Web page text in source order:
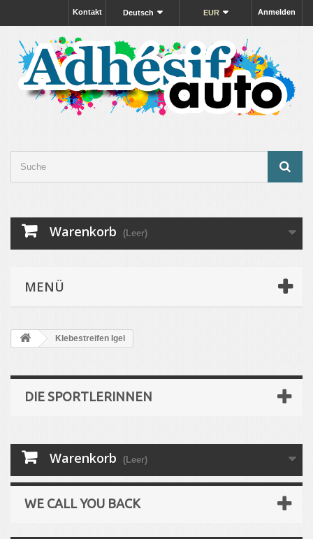
Anmelden
EUR
Deutsch
Kontakt
Warenkorb (Leer)
MENÜ
Klebestreifen Igel
DIE SPORTLERINNEN
Warenkorb (Leer)
WE CALL YOU BACK